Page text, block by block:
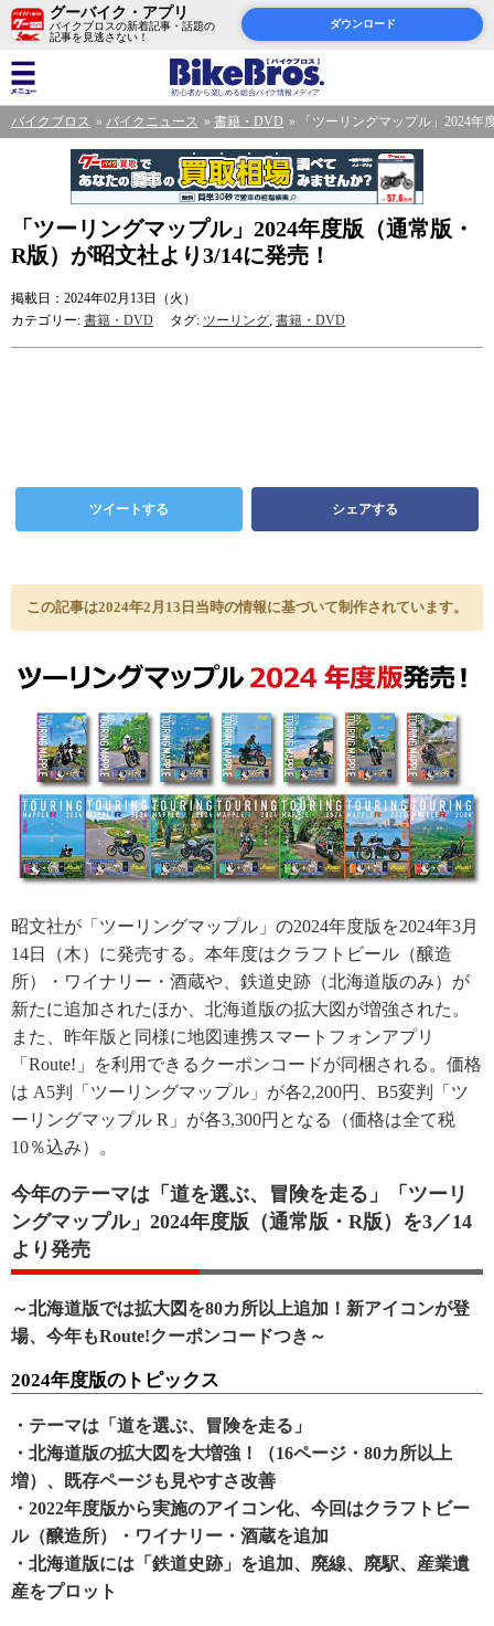
グーバイク・アプリ
バイクブロスの新着記事・話題の
記事を見逃さない！
ダウンロード
バイクブロス バイクニュース 書籍・DVD 「ツーリングマップル」2024
「ツーリングマップル」2024年度版（通常版・
R版）が昭文社より3/14に発売！
掲載日：2024年02月13日（火）
カテゴリー: 書籍・DVD タグ: ツーリング, 書籍・DVD
ツイートする シェアする
この記事は2024年2月13日当時の情報に基づいて制作されています。
昭文社が「ツーリングマップル」の2024年度版を2024年3月
14日（木）に発売する。本年度はクラフトビール（醸造
所）・ワイナリー・酒蔵や、鉄道史跡（北海道版のみ）が
新たに追加されたほか、北海道版の拡大図が増強された。
また、昨年版と同様に地図連携スマートフォンアプリ
「Route!」を利用できるクーポンコードが同梱される。価格
は A5判「ツーリングマップル」が各2,200円、B5変判「ツ
ーリングマップル R」が各3,300円となる（価格は全て税
10％込み）。
今年のテーマは「道を選ぶ、冒険を走る」「ツーリ
ングマップル」2024年度版（通常版・R版）を3／14
より発売
～北海道版では拡大図を80カ所以上追加！新アイコンが登
場、今年もRoute!クーポンコードつき～
2024年度版のトピックス
・テーマは「道を選ぶ、冒険を走る」
・北海道版の拡大図を大増強！（16ページ・80カ所以上
増）、既存ページも見やすさ改善
・2022年度版から実施のアイコン化、今回はクラフトビー
ル（醸造所）・ワイナリー・酒蔵を追加
・北海道版には「鉄道史跡」を追加、廃線、廃駅、産業遺
産をプロット